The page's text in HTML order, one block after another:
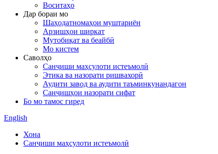
Воситаҳо
Дар бораи мо
Шаҳодатномаҳои муштариён
Арзишҳои ширкат
Мутобиқат ва беайбӣ
Мо кистем
Саволҳо
Санҷиши маҳсулоти истеъмолӣ
Этика ва назорати ришвахорӣ
Аудити завод ва аудити таъминкунандагон
Санҷишҳои назорати сифат
Бо мо тамос гиред
English
Хона
Санҷиши маҳсулоти истеъмолӣ